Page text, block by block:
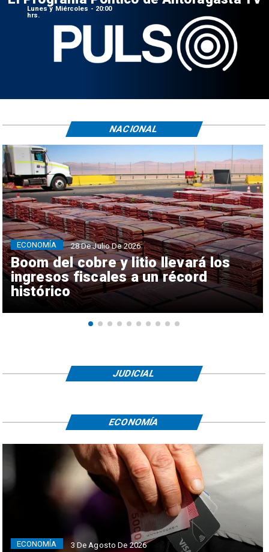
Lunes y Miércoles - 20:00
hrs.
Boom del cobre y litio llevará los
ingresos fiscales a un récord
histórico
ECONOMÍA 28 De Julio De 2026
NACIONAL
JUDICIAL
ECONOMÍA 3 De Agosto De 2026
ECONOMÍA